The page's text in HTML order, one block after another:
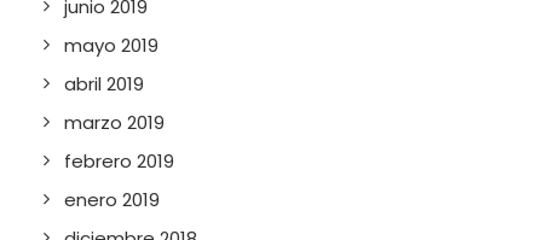
junio 2019
mayo 2019
abril 2019
marzo 2019
febrero 2019
enero 2019